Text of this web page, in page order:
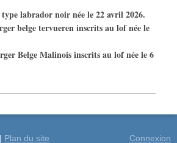
labrador noir née le 22 avril 2026.
belge tervueren inscrits au lof née le
Belge Malinois inscrits au lof née le 6
| Plan du site Connexion